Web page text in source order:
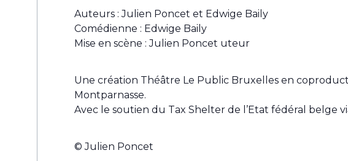
Auteurs : Julien Poncet et Edwige Baily
Comédienne : Edwige Baily
Mise en scène : Julien Poncet uteur
Une création Théâtre Le Public Bruxelles en
Montparnasse.
Avec le soutien du Tax Shelter de l’Etat fédéral belge
© Julien Poncet